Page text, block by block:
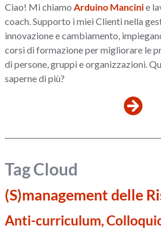
Ciao! Mi chiamo Arduino Mancinie
coach. Supporto i miei Clienti nella
innovazione e cambiamento,
corsi di formazione per migliorare le
di persone, gruppi e organizzazioni.
saperne di più?
Tag Cloud
(S)management delle
Anti-curriculum,